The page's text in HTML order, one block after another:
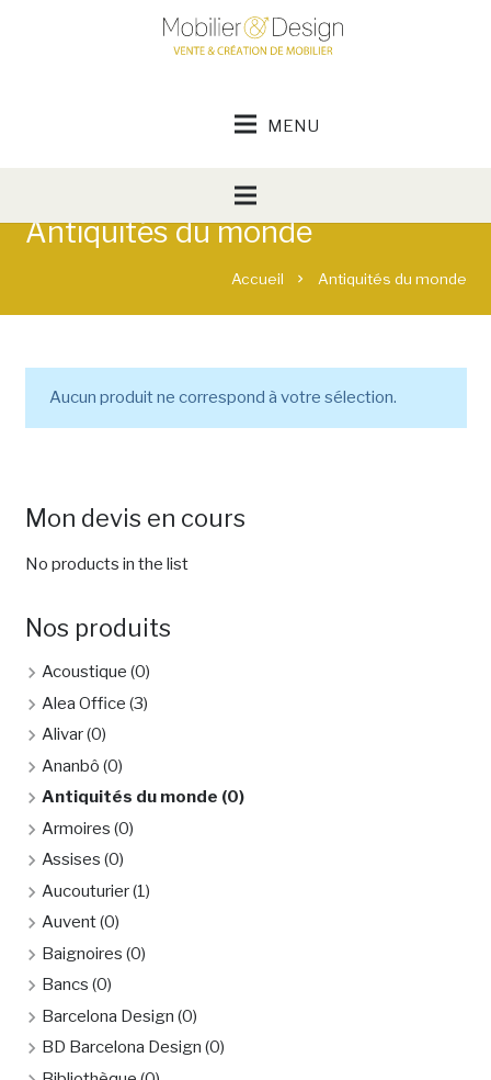
Antiquités du monde
Accueil chevron_right Antiquités du monde
Aucun produit ne correspond à votre sélection.
Mon devis en cours
No products in the list
Nos produits
Acoustique (0)
Alea Office (3)
Alivar(0)
Ananbô (0)
Antiquités du monde (0)
Armoires (0)
Assises (0)
Aucouturier(1)
Auvent(0)
Baignoires (0)
Bancs (0)
Barcelona Design (0)
BD Barcelona Design (0)